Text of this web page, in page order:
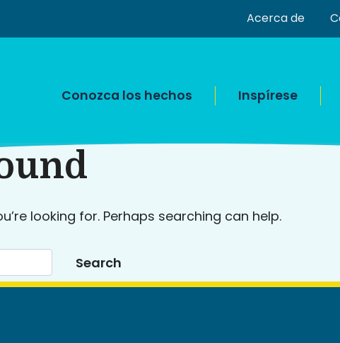
Acerca de
Conozca los hechos Inspírese
looking for. Perhaps searching can help.